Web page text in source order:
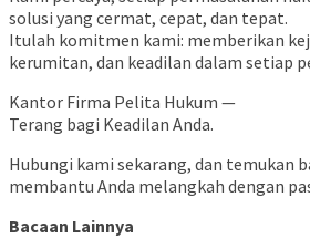
solusi yang cermat, cepat, dan tepat.
Itulah komitmen kami: memberikan
kerumitan, dan keadilan dalam setiap
Kantor Firma Pelita Hukum —
Terang bagi Keadilan Anda.
Hubungi kami sekarang, dan temukan
membantu Anda melangkah dengan
Bacaan Lainnya